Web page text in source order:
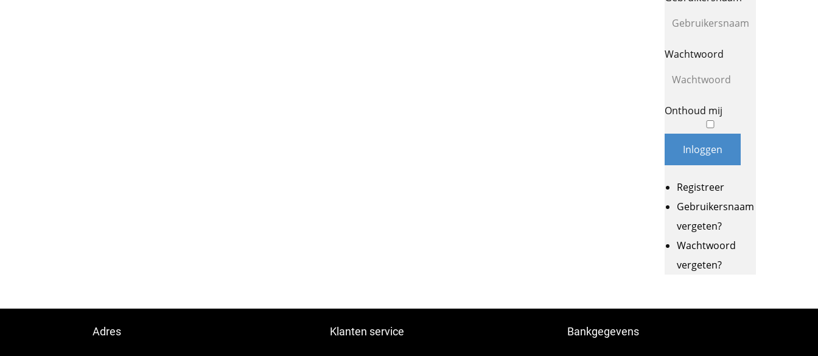
Wachtwoord
Onthoud mij
Inloggen
Registreer
Gebruikersnaam
vergeten?
Wachtwoord
vergeten?
Adres Klanten service Bankgegevens